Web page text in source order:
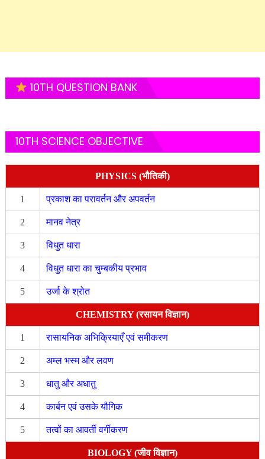
10TH QUESTION BANK
10TH SCIENCE OBJECTIVE
PHYSICS (भौतिकी)
1 प्रकाश का परावर्तन और अपवर्तन
2 मानव नेत्र
3 विधुत धारा
4 विधुत धारा का चुम्बकीय प्रभाव
5 उर्जा के श्रोत
CHEMISTRY (रसायन विज्ञान)
1 रासायनिक अभिक्रियाएँ एवं समीकरण
2 अम्ल भस्म और लवण
3 धातु और अधातु
4 कार्बन एवं उसके यौगिक
5 तत्वों का आवर्ती वर्गीकरण
BIOLOGY (जीव विज्ञान)